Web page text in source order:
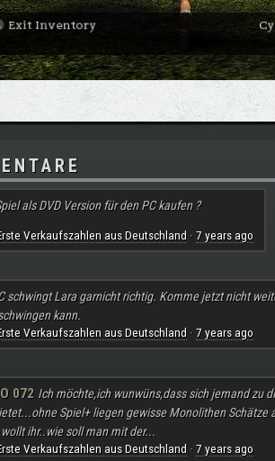
als DVD Version für den PC kaufen ?
Verkaufszahlen aus Deutschland · 7 years ago
schwingt Lara garnicht richtig. Komme jetzt nicht
kann.
Verkaufszahlen aus Deutschland · 7 years ago
072 Ich möchte,ich wunwüns,dass sich jemand zu
Spiel+ liegen gewisse Monolithen Schätze
ihr..wie soll man mit der...
Verkaufszahlen aus Deutschland · 7 years ago